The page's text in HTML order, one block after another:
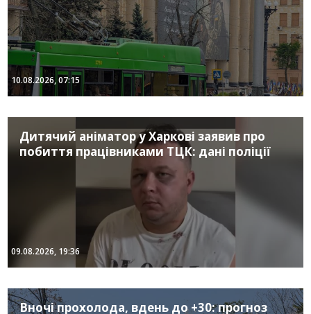
10.08.2026, 07:15
Дитячий аніматор у Харкові заявив про
побиття працівниками ТЦК: дані поліції
09.08.2026, 19:36
Вночі прохолода, вдень до +30: прогноз